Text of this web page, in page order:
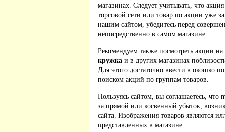
магазинах. Следует учитывать, что
торговой сети или товар по акции уже
нашим сайтом, убедитесь перед
непосредственно в самом магазине.
Рекомендуем также посмотреть акции
кружка и в других магазинах
Для этого достаточно ввести в окошко
поиском акций по группам товаров.
Пользуясь сайтом, вы соглашаетесь, что
за прямой или косвенный убыток,
сайта. Изображения товаров являются
представленных в магазине.